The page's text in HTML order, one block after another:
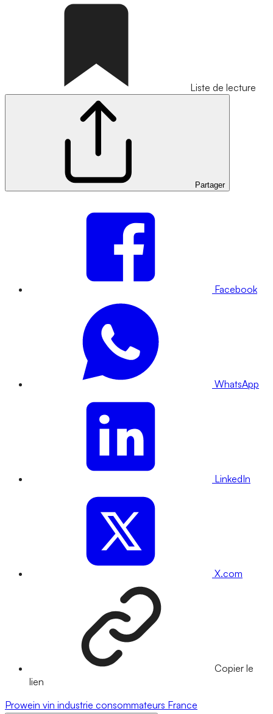
Liste de lecture
Partager
Facebook
WhatsApp
LinkedIn
X.com
Copier le
lien
Prowein vin industrie consommateurs France